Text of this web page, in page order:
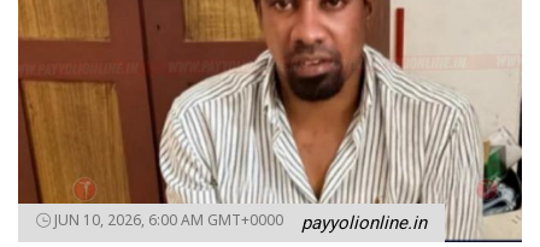
JUN 10, 2026, 6:00 AM GMT+0000 payyolionline.in